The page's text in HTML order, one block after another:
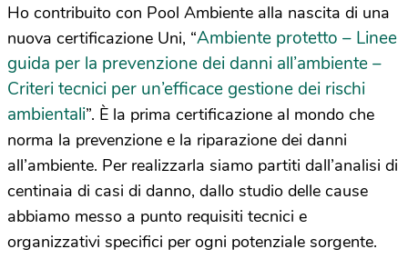
Ho contribuito con Pool Ambiente alla nascita di una
nuova certificazione Uni, “Ambiente protetto – Linee
guida per la prevenzione dei danni all’ambiente –
Criteri tecnici per un’efficace gestione dei rischi
ambientali”. È la prima certificazione al mondo che
norma la prevenzione e la riparazione dei danni
all’ambiente. Per realizzarla siamo partiti dall’analisi di
centinaia di casi di danno, dallo studio delle cause
abbiamo messo a punto requisiti tecnici e
organizzativi specifici per ogni potenziale sorgente.